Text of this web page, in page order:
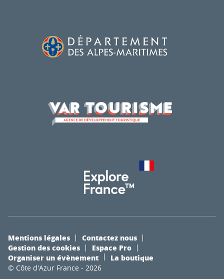
© Côte d'Azur France - 2026
Mentions légales
Contactez nous
Gestion des cookies
Espace Pro
Organiser un évènement
La boutique